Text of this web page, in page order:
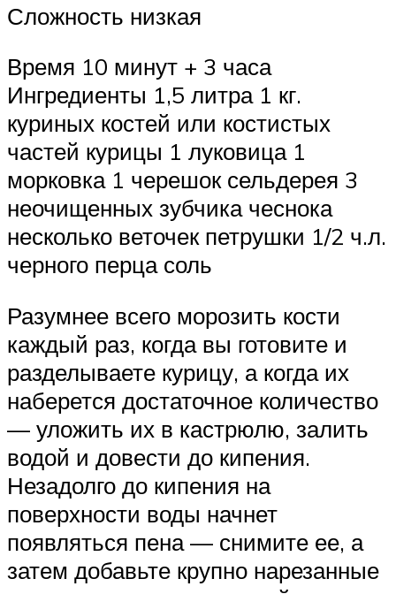
Сложность низкая
Время 10 минут + 3 часа
Ингредиенты 1,5 литра 1 кг.
куриных костей или костистых
частей курицы 1 луковица 1
морковка 1 черешок сельдерея 3
неочищенных зубчика чеснока
несколько веточек петрушки 1/2 ч.л.
черного перца соль
Разумнее всего морозить кости
каждый раз, когда вы готовите и
разделываете курицу, а когда их
наберется достаточное количество
— уложить их в кастрюлю, залить
водой и довести до кипения.
Незадолго до кипения на
поверхности воды начнет
появляться пена — снимите ее, а
затем добавьте крупно нарезанные